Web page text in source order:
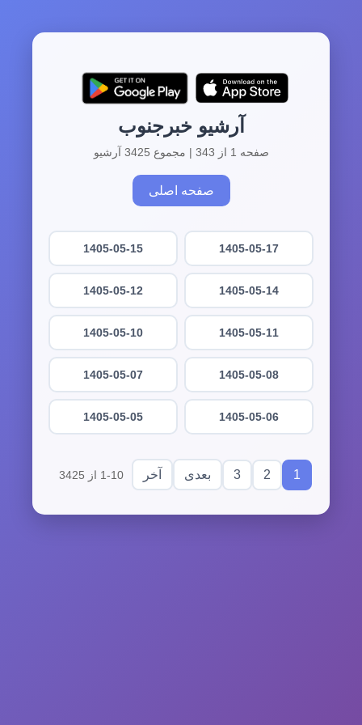
آرشیو خبرجنوب
صفحه 1 از 343 | مجموع 3425 آرشیو
صفحه اصلی
1405-05-17
1405-05-15
1405-05-14
1405-05-12
1405-05-11
1405-05-10
1405-05-08
1405-05-07
1405-05-06
1405-05-05
1
2
3 بعدی آخر 1-10 از 3425